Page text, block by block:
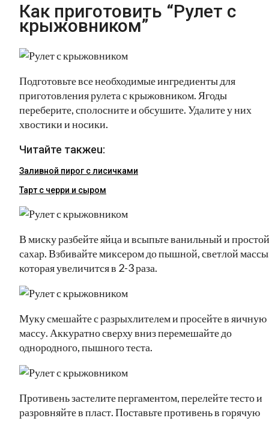
Как приготовить “Рулет с
крыжовником”
Подготовьте все необходимые ингредиенты для
приготовления рулета с крыжовником. Ягоды
переберите, сполосните и обсушите. Удалите у них
хвостики и носики.
Читайте такжеu:
Заливной пирог с лисичками
Тарт с черри и сыром
В миску разбейте яйца и всыпьте ванильный и простой
сахар. Взбивайте миксером до пышной, светлой
которая увеличится в 2-3 раза.
Муку смешайте с разрыхлителем и просейте в яичную
массу. Аккуратно сверху вниз перемешайте до
однородного, пышного теста.
Противень застелите пергаментом, перелейте тесто и
разровняйте в пласт. Поставьте противень в горячую